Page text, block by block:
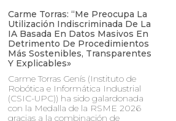
Carme Torras: “Me Preocupa La
Utilización Indiscriminada De La
IA Basada En Datos Masivos En
Detrimento De Procedimientos
Más Sostenibles, Transparentes
Y Explicables»
Carme Torras Genís (Instituto de
Robótica e Informática Industrial
(CSIC-UPC)) ha sido galardonada
con la Medalla de la RSME 2026
gracias a la combinación de